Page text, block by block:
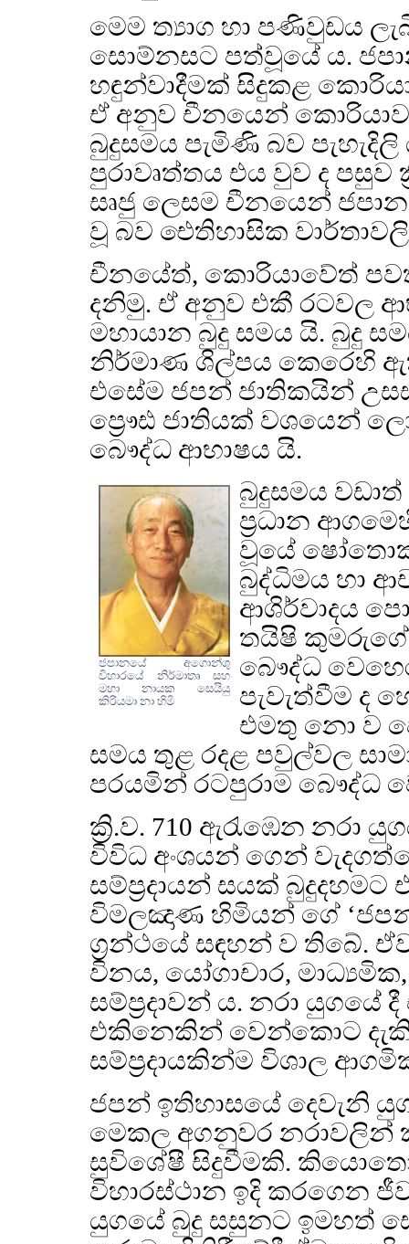
මෙම ත්‍යාග හා පණිවුඩය
සොම්නසට පත්වූයේ ය.
හඳුන්වාදීමක් සිදුකළ
ඒ අනුව චීනයෙන්
බුදුසමය පැමිණි බව
පුරාවෘත්තය එය වුව ද
සෘජු ලෙසම චීනයෙන්
වූ බව ඓතිහාසික
චීනයේත්, කොරියාවේත්
දනිමු. ඒ අනුව එකී රටවල
මහායාන බුදු සමය යි. බුදු
නිර්මාණ ශිල්පය කෙරෙහි
එසේම ජපන් ජාතිකයින්
ප්‍රෞඪ ජාතියක් වශයෙන්
බෞද්ධ ආභාෂය යි.
ජපානයේ අගොන්ශු
විහාරයේ නිර්මාතෘ සහ
මහා නායක සෙයියු
කිරියමා නා හිමි
බුදුසමය
ප්‍රධාන
වූයේ
බුද්ධිමය හා
ආශිර්වාදය
තයිෂි කුමරුගේ
බෞද්ධ
පැවැත්වීම ද
එමතු නො ව
සමය තුළ රදළ පවුල්වල
පරයමින් රටපුරාම බෞද්ධ
ක්‍රි.ව. 710 ඇරැඹෙන නරා
විවිධ අංශයන් ගෙන්
සම්ප්‍රදායන් සයක්
විමලඤාණ හිමියන් ගේ ‘ජපන්
ග්‍රන්ථයේ සඳහන් ව තිබේ.
විනය, යෝගාචාර,
සම්ප්‍රදාවන් ය. නරා යුගයේ
එකිනෙකින් වෙන්කොට
සම්ප්‍රදායකින්ම විශාල
ජපන් ඉතිහාසයේ දෙවැනි
මෙකල අගනුවර
සුවිශේෂී සිදුවීමකි.
විහාරස්ථාන ඉදි කරගෙන
යුගයේ බුදු සසුනට ඉමහත්